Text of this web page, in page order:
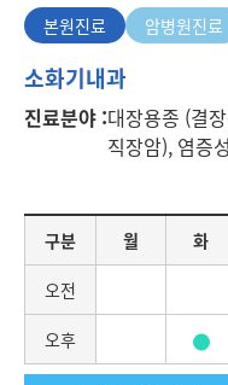
본원진료
암병원진료
본
진
소화기내과
진료분야 :대장용종 (결
직장암), 염증
별
료
정
구분 월 화
오전
오후